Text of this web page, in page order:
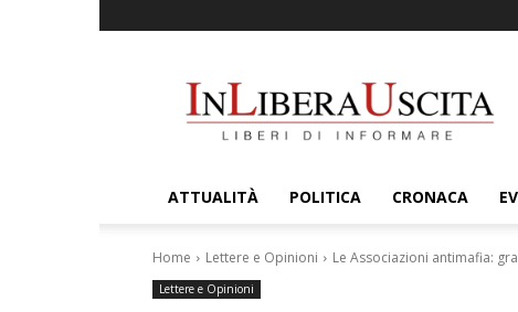
ATTUALITÀ POLITICA CRONACA
Home Lettere e Opinioni Le Associazioni antimafia:
Lettere e Opinioni